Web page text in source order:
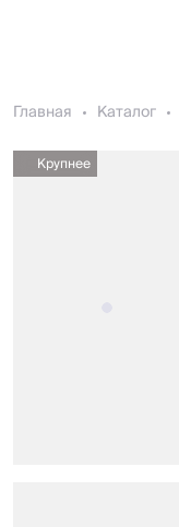
Главная Каталог
Крупнее